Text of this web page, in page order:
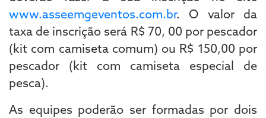
www.asseemgeventos.com.br. O valor da
taxa de inscrição será R$ 70, 00 por pescador
(kit com camiseta comum) ou R$ 150,00 por
pescador (kit com camiseta especial de
pesca).
As equipes poderão ser formadas por dois